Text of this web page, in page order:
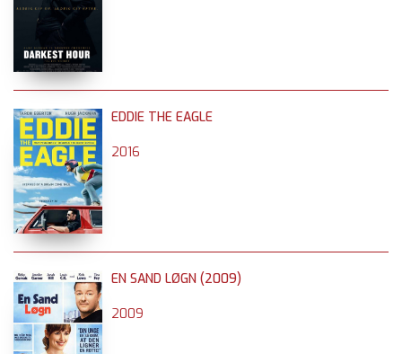
EDDIE THE EAGLE
2016
EN SAND LØGN (2009)
2009